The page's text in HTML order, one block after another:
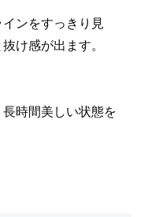
ンをすっきり見
け感が出ます。
時間美しい状態を